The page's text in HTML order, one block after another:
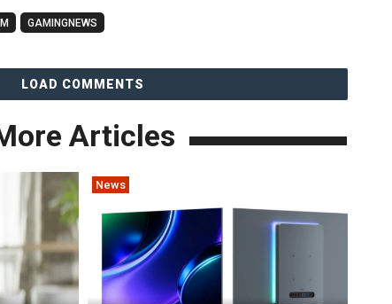
GAMINGNEWS
LOAD COMMENTS
Articles
News